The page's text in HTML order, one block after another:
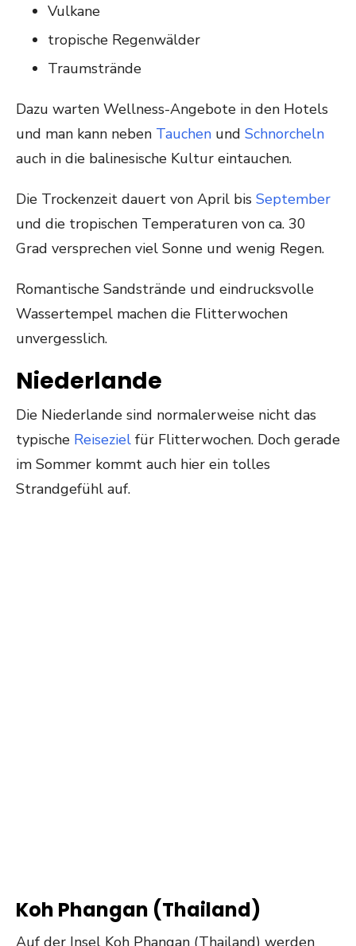
Vulkane
tropische Regenwälder
Traumstrände
Dazu warten Wellness-Angebote in den Hotels
und man kann neben Tauchen und Schnorcheln
auch in die balinesische Kultur eintauchen.
Die Trockenzeit dauert von April bis September
und die tropischen Temperaturen von ca. 30
Grad versprechen viel Sonne und wenig Regen.
Romantische Sandstrände und eindrucksvolle
Wassertempel machen die Flitterwochen
unvergesslich.
Niederlande
Die Niederlande sind normalerweise nicht das
typische Reiseziel für Flitterwochen. Doch gerade
im Sommer kommt auch hier ein tolles
Strandgefühl auf.
Koh Phangan (Thailand)
Auf der Insel Koh Phangan (Thailand) werden